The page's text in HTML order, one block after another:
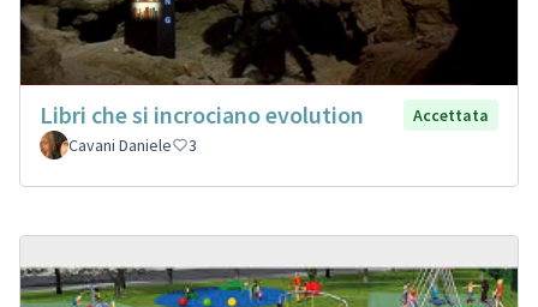
Libri che si incrociano evolution
Accettata
Cavani Daniele
3